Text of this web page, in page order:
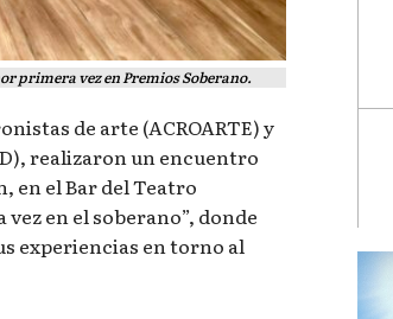
primera vez en Premios Soberano.
de arte (ACROARTE) y
realizaron un encuentro
en el Bar del Teatro
en el soberano”, donde
experiencias en torno al